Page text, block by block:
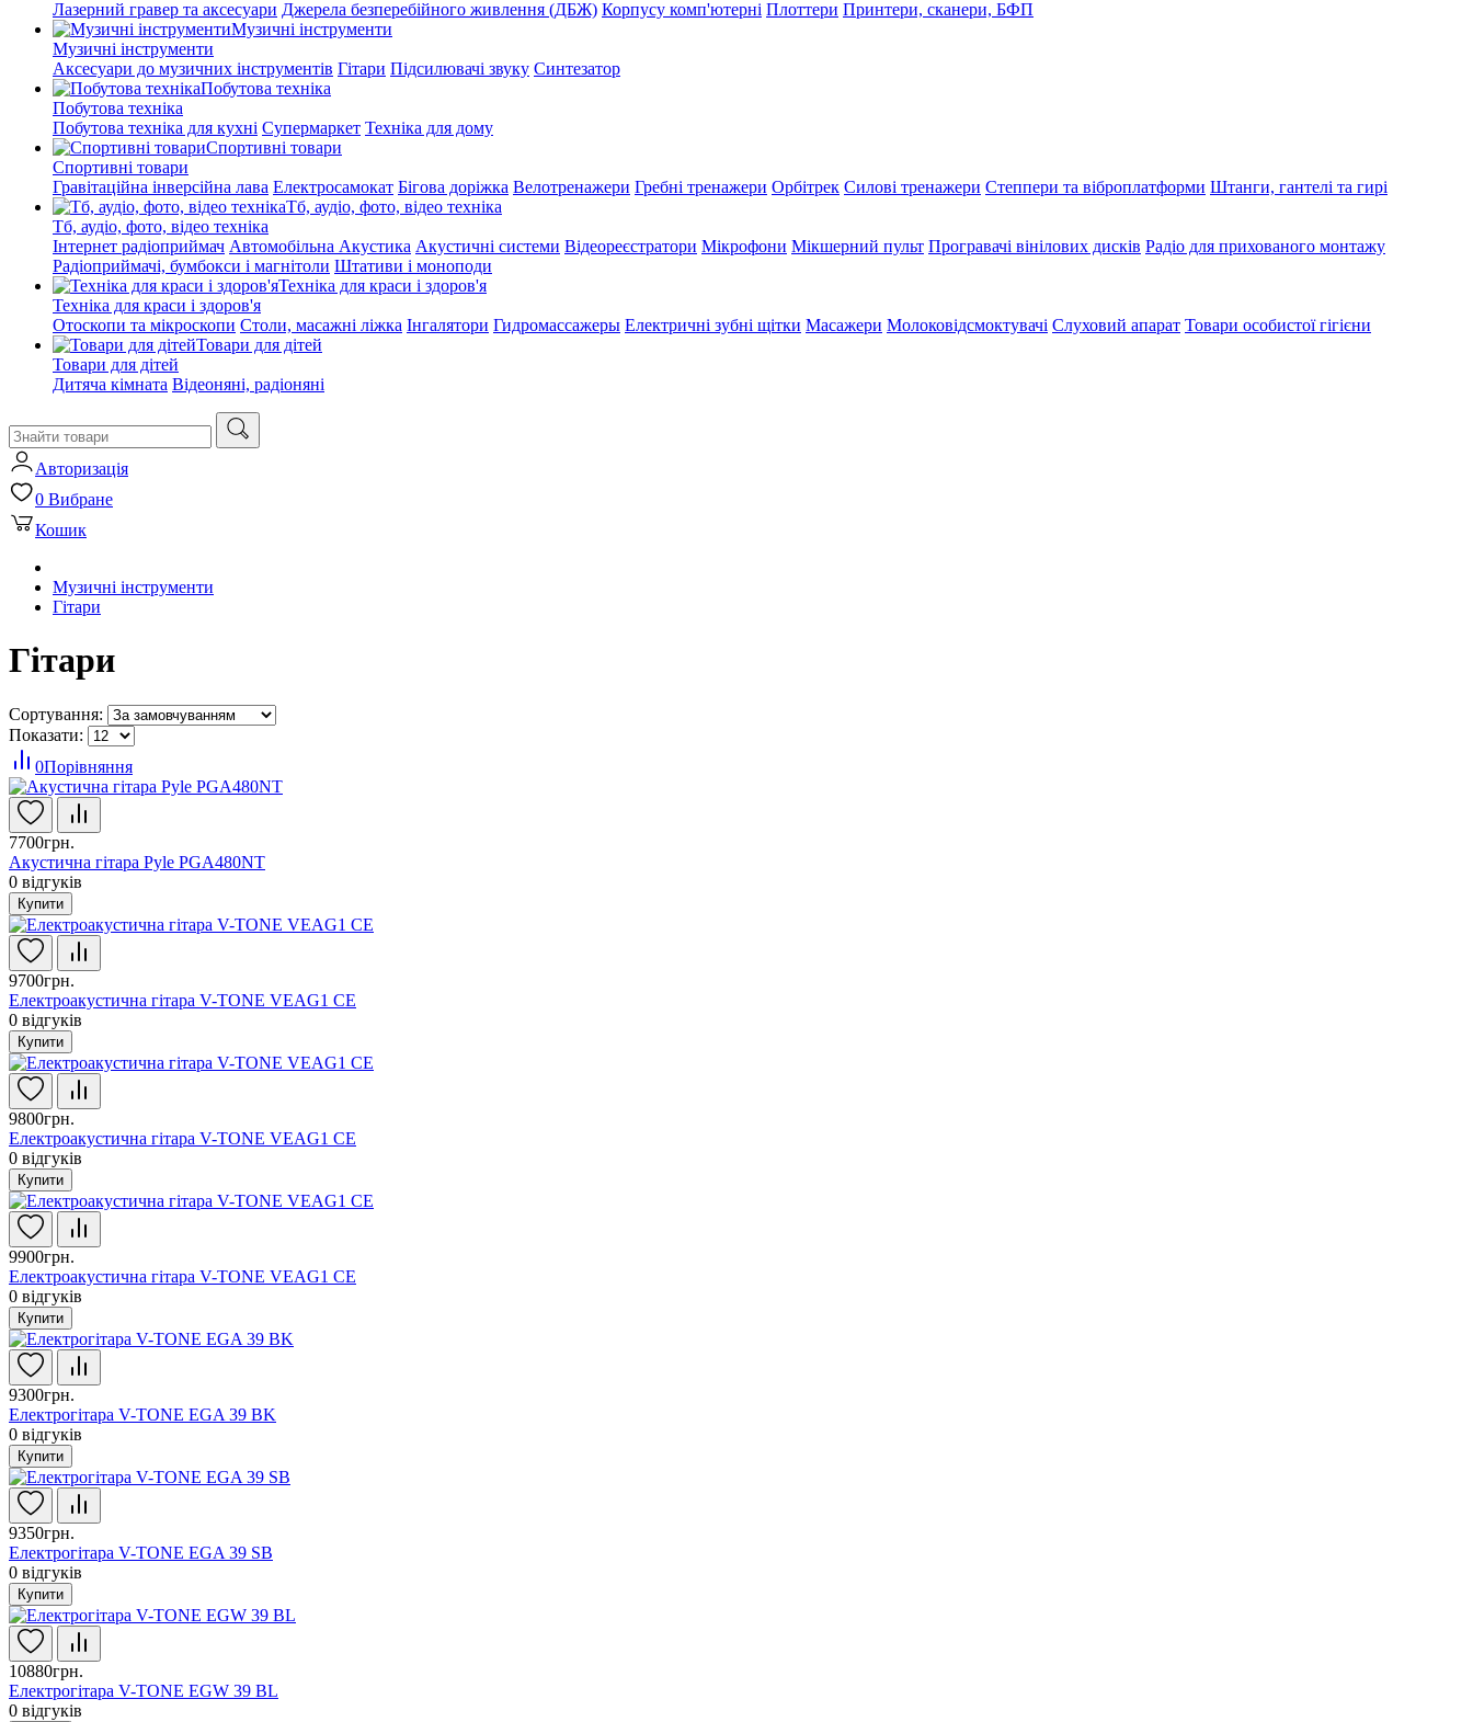
Лазерний гравер та аксесуари Джерела безперебійного живлення (ДБЖ) Корпусу комп'ютерні Плоттери Принтери, сканери, БФП
Музичні інструменти
Музичні інструменти
Аксесуари до музичних інструментів Гітари Підсилювачі звуку Синтезатор
Побутова техніка
Побутова техніка
Побутова техніка для кухні Супермаркет Техніка для дому
Спортивні товари
Спортивні товари
Гравітаційна інверсійна лава Електросамокат Бігова доріжка Велотренажери Гребні тренажери Орбітрек Силові тренажери Степпери та віброплатформи Штанги, гантелі та гирі
Тб, аудіо, фото, відео техніка
Тб, аудіо, фото, відео техніка
Інтернет радіоприймач Автомобільна Акустика Акустичні системи Відеореєстратори Мікрофони Мікшерний пульт Програвачі вінілових дисків Радіо для прихованого монтажу
Радіоприймачі, бумбокси і магнітоли Штативи і моноподи
Техніка для краси і здоров'я
Техніка для краси і здоров'я
Отоскопи та мікроскопи Столи, масажні ліжка Інгалятори Гидромассажеры Електричні зубні щітки Масажери Молоковідсмоктувачі Слуховий апарат Товари особистої гігієни
Товари для дітей
Товари для дітей
Дитяча кімната Відеоняні, радіоняні
Авторизація
0 Вибране
Кошик
Музичні інструменти
Гітари
Гітари
Сортування:
Показати:
0Порівняння
7700грн.
Акустична гітара Pyle PGA480NT
0 відгуків
Купити
9700грн.
Електроакустична гітара V-TONE VEAG1 CE
0 відгуків
Купити
9800грн.
Електроакустична гітара V-TONE VEAG1 CE
0 відгуків
Купити
9900грн.
Електроакустична гітара V-TONE VEAG1 CE
0 відгуків
Купити
9300грн.
Електрогітара V-TONE EGA 39 BK
0 відгуків
Купити
9350грн.
Електрогітара V-TONE EGA 39 SB
0 відгуків
Купити
10880грн.
Електрогітара V-TONE EGW 39 BL
0 відгуків